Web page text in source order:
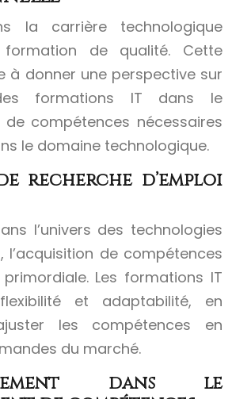
la carrière technologique
formation de qualité. Cette
à donner une perspective sur
formations IT dans le
compétences nécessaires
le domaine technologique.
recherche d’emploi
l’univers des technologies
l’acquisition de compétences
Les formations IT
et adaptabilité, en
les compétences en
du marché.
dans le